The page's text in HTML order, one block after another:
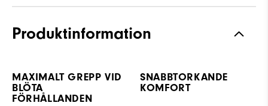
Produktinformation
MAXIMALT GREPP VID
BLÖTA
FÖRHÅLLANDEN
SNABBTORKANDE
KOMFORT